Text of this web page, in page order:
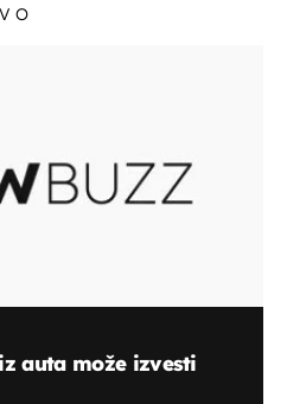
auta može izvesti